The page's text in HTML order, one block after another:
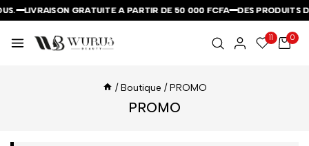
LIVRAISON GRATUITE A PARTIR DE 50 000 FCFA DES PRODUITS
LIVRAISON GRATUITE A PARTIR DE 50 000 FCFA DES PRODUITS
LIVRAISON GRATUITE A PARTIR DE 50 000 FCFA DES PRODUITS
11 0
/ Boutique / PROMO
PROMO